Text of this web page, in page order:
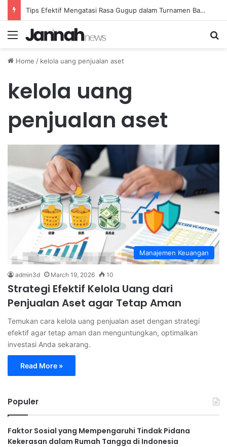
Tips Efektif Mengatasi Rasa Gugup dalam Turnamen Badminton Pertama untuk Pemain Junior
Menu
Home / kelola uang penjualan aset
kelola uang
penjualan aset
Manajemen Keuangan
admin3d March 19, 2026 10
Strategi Efektif Kelola Uang dari
Penjualan Aset agar Tetap Aman
Temukan cara kelola uang penjualan aset dengan strategi
efektif agar tetap aman dan menguntungkan, optimalkan
investasi Anda sekarang.
Read More »
Populer
Faktor Sosial yang Mempengaruhi Tindak Pidana
Kekerasan dalam Rumah Tangga di Indonesia